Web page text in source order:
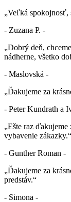
„Veľká spokojnosť,
- Zuzana P. -
„Dobrý deň,
nádherne, všetko
- Maslovská -
„Ďakujeme za
- Peter Kundrath a
„Ešte raz ďakujeme
vybavenie zákazky.“
- Gunther Roman -
„Ďakujeme za
predstáv.“
- Simona -